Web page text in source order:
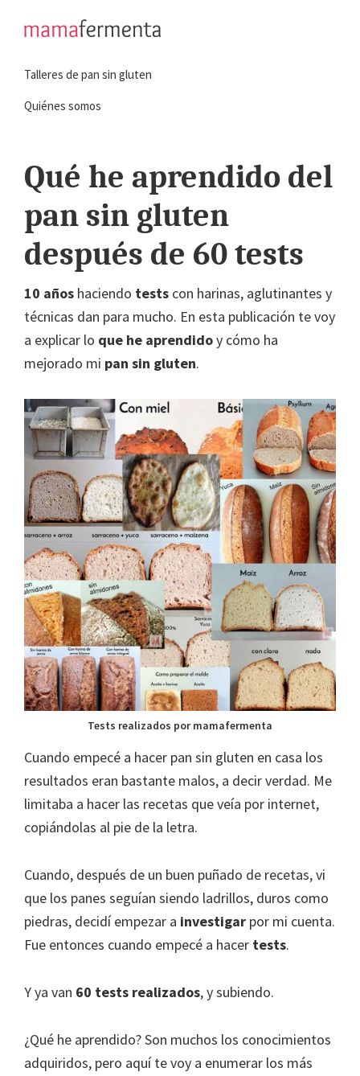
navegación
principal
principal
a
hacer
gluten
Talleres de pan sin gluten
Quiénes somos
Qué he aprendido del
pan sin gluten
después de 60 tests
10 años haciendo tests con harinas, aglutinantes y
técnicas dan para mucho. En esta publicación te voy
a explicar lo que he aprendidoy cómo ha
mejorado mi pan sin gluten.
Tests realizados por mamafermenta
Cuando empecé a hacer pan sin gluten en casa los
resultados eran bastante malos, a decir verdad. Me
limitaba a hacer las recetas que veía por internet,
copiándolas al pie de la letra.
Cuando, después de un buen puñado de recetas, vi
que los panes seguían siendo ladrillos, duros como
piedras, decidí empezar a investigar por mi cuenta.
Fue entonces cuando empecé a hacer tests.
Y ya van 60 tests realizados, y subiendo.
¿Qué he aprendido? Son muchos los conocimientos
adquiridos, pero aquí te voy a enumerar los más